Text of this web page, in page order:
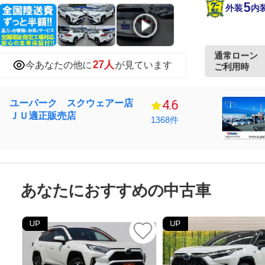
今あなたの他に27人が見ています
外装5内
通常ローン
ご利用時
ユーパーク スクウェアー店
ＪＵ適正販売店
4.6
1368件
あなたにおすすめの中古車
UP UP